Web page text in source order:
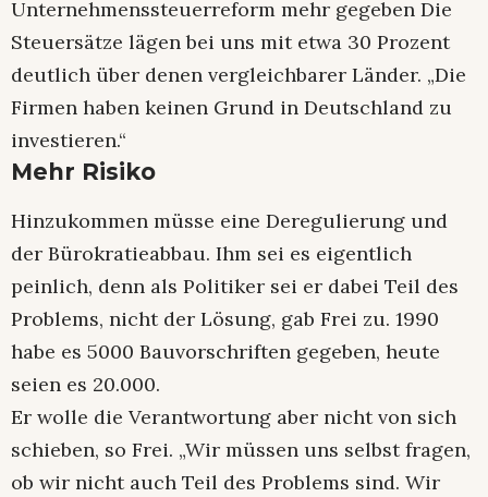
Unternehmenssteuerreform mehr gegeben Die
Steuersätze lägen bei uns mit etwa 30 Prozent
deutlich über denen vergleichbarer Länder. „Die
Firmen haben keinen Grund in Deutschland zu
investieren.“
Mehr Risiko
Hinzukommen müsse eine Deregulierung und
der Bürokratieabbau. Ihm sei es eigentlich
peinlich, denn als Politiker sei er dabei Teil des
Problems, nicht der Lösung, gab Frei zu. 1990
habe es 5000 Bauvorschriften gegeben, heute
seien es 20.000.
Er wolle die Verantwortung aber nicht von sich
schieben, so Frei. „Wir müssen uns selbst fragen,
ob wir nicht auch Teil des Problems sind. Wir